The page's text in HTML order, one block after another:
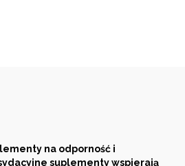
na odporność i
suplementy wspierają